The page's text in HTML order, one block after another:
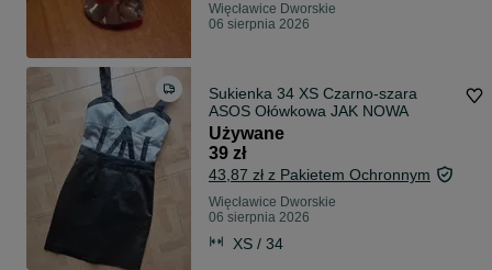
Więcławice Dworskie
06 sierpnia 2026
Sukienka 34 XS Czarno-szara
ASOS Ołówkowa JAK NOWA
Używane
39 zł
43,87 zł z Pakietem Ochronnym
Więcławice Dworskie
06 sierpnia 2026
XS / 34